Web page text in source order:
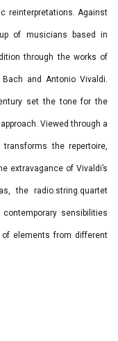
reinterpretations. Against
of musicians based in
through the works of
and Antonio Vivaldi.
set the tone for the
Viewed through a
the repertoire,
extravagance of Vivaldi’s
the radio.string.quartet
sensibilities
elements from different